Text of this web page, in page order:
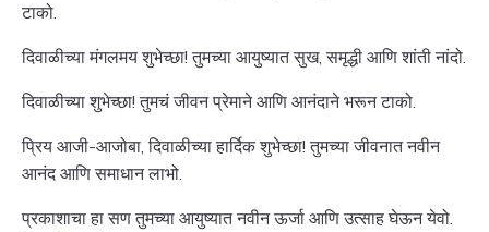
टाको.
दिवाळीच्या मंगलमय शुभेच्छा! तुमच्या आयुष्यात सुख, समृद्धी आणि शांती नांदो.
दिवाळीच्या शुभेच्छा! तुमचं जीवन प्रेमाने आणि आनंदाने भरून टाको.
प्रिय आजी-आजोबा, दिवाळीच्या हार्दिक शुभेच्छा! तुमच्या जीवनात नवीन
आनंद आणि समाधान लाभो.
प्रकाशाचा हा सण तुमच्या आयुष्यात नवीन ऊर्जा आणि उत्साह घेऊन येवो.